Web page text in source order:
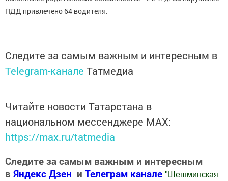
ПДД привлечено 64 водителя.
Следите за самым важным и интересным в
Telegram-канале Татмедиа
Читайте новости Татарстана в
национальном мессенджере MАХ:
https://max.ru/tatmedia
Следите за самым важным и интересным
в Яндекс Дзен и Телеграм канале " Шешминская